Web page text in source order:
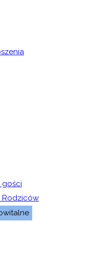
gości
Rodziców